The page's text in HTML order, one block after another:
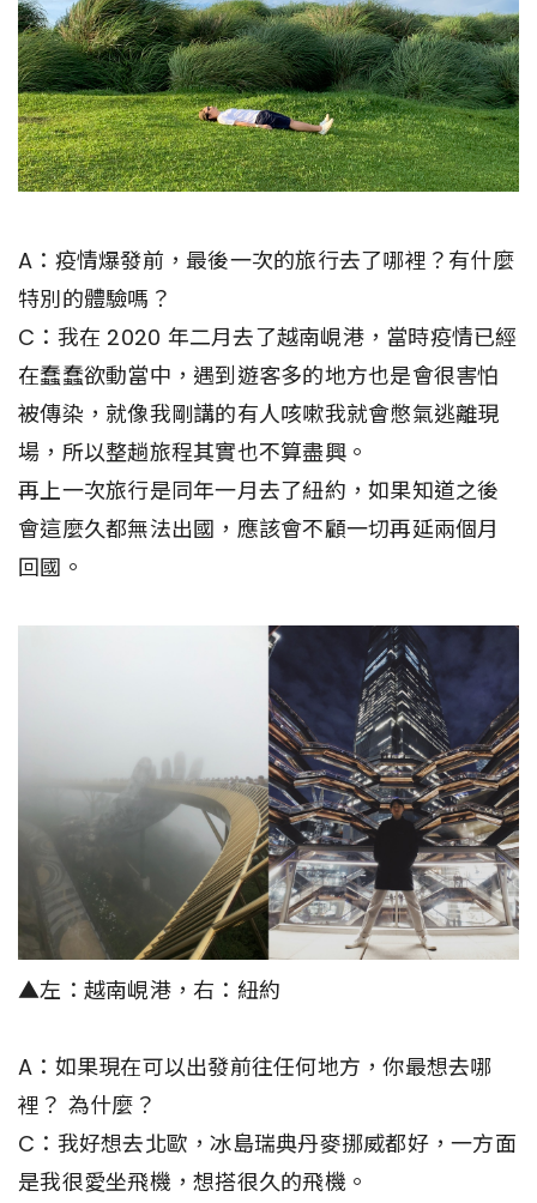
A：疫情爆發前，最後一次的旅行去了哪裡？有什麼
特別的體驗嗎？
C：我在 2020 年二月去了越南峴港，當時疫情已經
在蠢蠢欲動當中，遇到遊客多的地方也是會很害怕
被傳染，就像我剛講的有人咳嗽我就會憋氣逃離現
場，所以整趟旅程其實也不算盡興。
再上一次旅行是同年一月去了紐約，如果知道之後
會這麼久都無法出國，應該會不顧一切再延兩個月
回國。
▲左：越南峴港，右：紐約
A：如果現在可以出發前往任何地方，你最想去哪
裡？ 為什麼？
C：我好想去北歐，冰島瑞典丹麥挪威都好，一方面
是我很愛坐飛機，想搭很久的飛機。